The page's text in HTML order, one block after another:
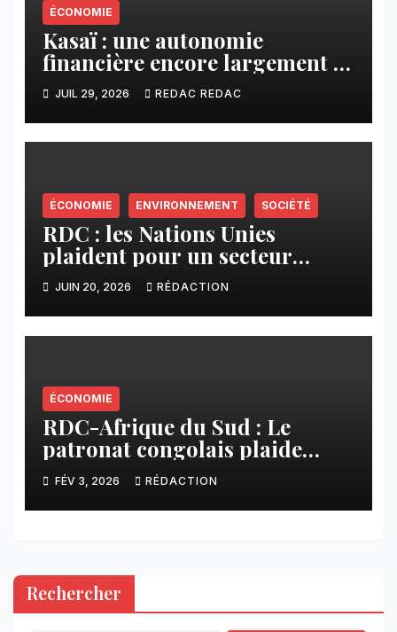
ÉCONOMIE
Kasaï : une autonomie
financière encore largement à
construire -Chronique du
journaliste Janderson
Nyembue
JUIL 29, 2026 REDAC REDAC
ÉCONOMIE ENVIRONNEMENT SOCIÉTÉ
RDC : les Nations Unies
plaident pour un secteur
minier plus responsable et
inclusif
JUIN 20, 2026 RÉDACTION
ÉCONOMIE
RDC-Afrique du Sud : Le
patronat congolais plaide
pour des partenariats fondés
sur la confiance
FÉV 3, 2026 RÉDACTION
Rechercher